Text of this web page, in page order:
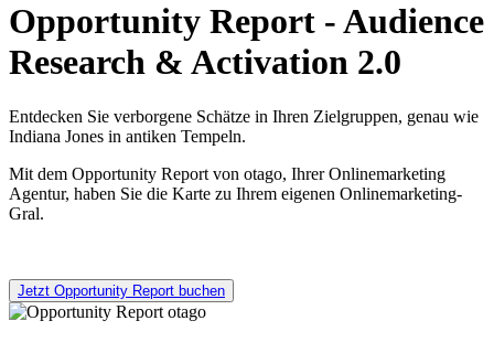
Opportunity Report - Audience
Research & Activation 2.0
Entdecken Sie verborgene Schätze in Ihren Zielgruppen, genau wie
Indiana Jones in antiken Tempeln.
Mit dem Opportunity Report von otago, Ihrer Onlinemarketing
Agentur, haben Sie die Karte zu Ihrem eigenen Onlinemarketing-
Gral.
Jetzt Opportunity Report buchen